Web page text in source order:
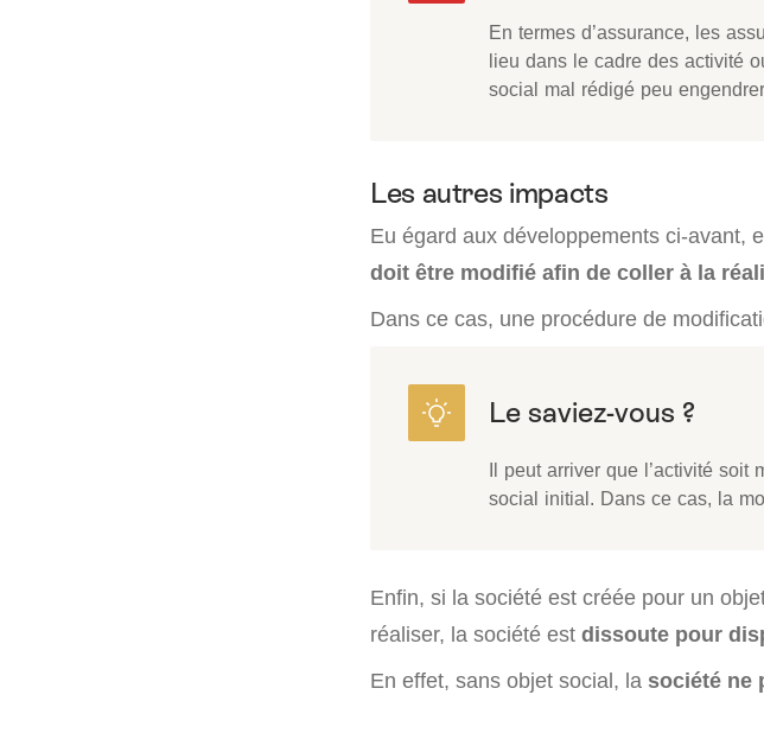
En termes d’assurance, les
lieu dans le cadre des activité
social mal rédigé peu
Les autres impacts
Eu égard aux développements ci-avant,
doit être modifié afin de coller à la
Dans ce cas, une procédure de
Il peut arriver que l’activité soit
social initial. Dans ce cas, la
Enfin, si la société est créée pour un
réaliser, la société est dissoute pour
En effet, sans objet social, la société ne